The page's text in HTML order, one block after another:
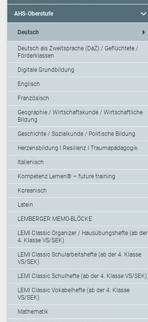
AHS-Oberstufe expand_more
Deutsch arrow_right
Deutsch als Zweitsprache (DaZ) / Geflüchtete /
Förderklassen
Digitale Grundbildung
Englisch
Französisch
Geographie / Wirtschaftskunde / Wirtschaftliche
Bildung
Geschichte / Sozialkunde / Politische Bildung
Herzensbildung I Resilienz I Traumapädagogik
Italienisch
Kompetenz Lernen® – future training
Koreanisch
Latein
LEMBERGER MEMO-BLÖCKE
LEMI Classic Organizer / Hausübungshefte (ab der
4. Klasse VS/SEK)
LEMI Classic Schularbeitshefte (ab der 4. Klasse
VS/SEK)
LEMI Classic Schulhefte (ab der 4. Klasse VS/SEK)
LEMI Classic Vokabelhefte (ab der 4. Klasse
VS/SEK)
Mathematik